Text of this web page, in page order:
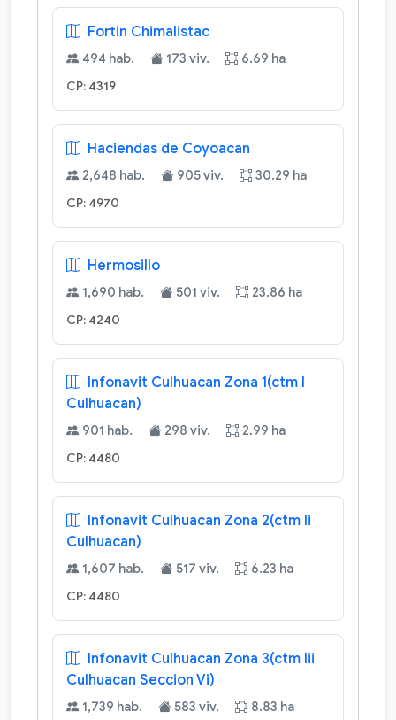
Fortin Chimalistac
494 hab. 173 viv. 6.69 ha
CP: 4319
Haciendas de Coyoacan
2,648 hab. 905 viv. 30.29 ha
CP: 4970
Hermosillo
1,690 hab. 501 viv. 23.86 ha
CP: 4240
Infonavit Culhuacan Zona 1(ctm I
Culhuacan)
901 hab. 298 viv. 2.99 ha
CP: 4480
Infonavit Culhuacan Zona 2(ctm Ii
Culhuacan)
1,607 hab. 517 viv. 6.23 ha
CP: 4480
Infonavit Culhuacan Zona 3(ctm Iii
Culhuacan Seccion Vi)
1,739 hab. 583 viv. 8.83 ha